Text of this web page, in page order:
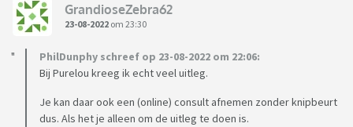
GrandioseZebra62
23-08-2022 om 23:30
PhilDunphy schreef op 23-08-2022 om 22:06:
Bij Purelou kreeg ik echt veel uitleg.
Je kan daar ook een (online) consult afnemen zonder knipbeurt
dus. Als het je alleen om de uitleg te doen is.